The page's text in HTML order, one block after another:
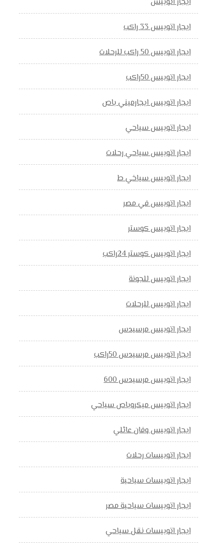
ايجار اتوبيس 33 راكب
ايجار اتوبيس 50 راكب للرحلات
ايجار اتوبيس 50راكب
ايجار اتوبيس ايجارميني باص
ايجار اتوبيس سياحي
ايجار اتوبيس سياحي رحلات
ايجار اتوبيس سياخي ط
ايجار اتوبيس في مصر
ايجار اتوبيس كوستر
ايجار اتوبيس كوستر 24راكب
ايجار اتوبيس للجونة
ايجار اتوبيس للرحلات
ايجار اتوبيس مرسيدس
ايجار اتوبيس مرسيدس 50راكب
ايجار اتوبيس مرسيدس 600
ايجار اتوبيس ميكروباص سياحي
ايجار اتوبيس وفان عائلي
ايجار اتوبيسات رحلات
ايجار اتوبيسات سياحية
ايجار اتوبيسات سياحية مصر
ايجار اتوبيسات نقل سياحي